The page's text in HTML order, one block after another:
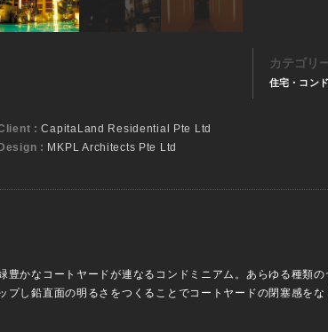
カテゴリ
住宅・コン
:CapitaLand Residential Pte Ltd
Design : MKPL Architects Pte Ltd
豊かなコートヤードが連なるコンドミニアム。あらゆる種類
ップし鉛直面の明るさをつくることでコートヤードの閉塞感をな